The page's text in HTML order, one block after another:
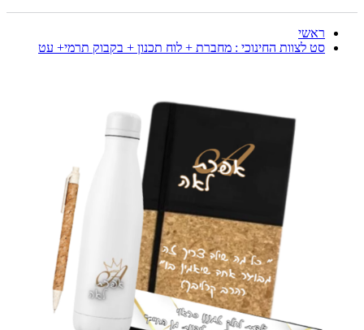
ראשי
סט לצוות החינוכי : מחברת + לוח תכנון + בקבוק תרמי+ עט